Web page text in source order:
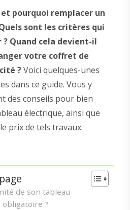
pourquoi remplacer un
sont les critères qui
Quand cela devient-il
votre coffret de
?Voici quelques-unes
dans ce guide. Vous y
des conseils pour bien
électrique, ainsi que
prix de tels travaux.
de son tableau
?